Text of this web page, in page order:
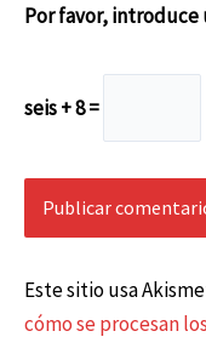
Por favor, introduce
seis + 8 =
Este sitio usa
cómo se procesan